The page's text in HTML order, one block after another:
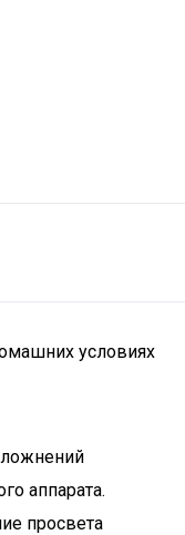
условиях
аппарата.
просвета